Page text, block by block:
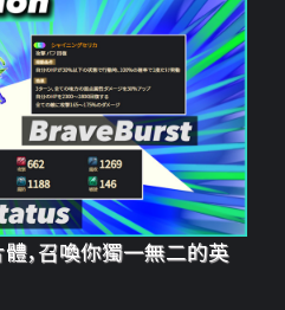
，召喚你獨一無二的英